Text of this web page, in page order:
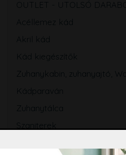
OUTLET - UTOLSÓ
Acéllemez kád
Akril kád
Kád kiegészítők
Zuhanykabin, zuhanyajtó,
Kádparaván
Zuhanytálca
Szaniterek